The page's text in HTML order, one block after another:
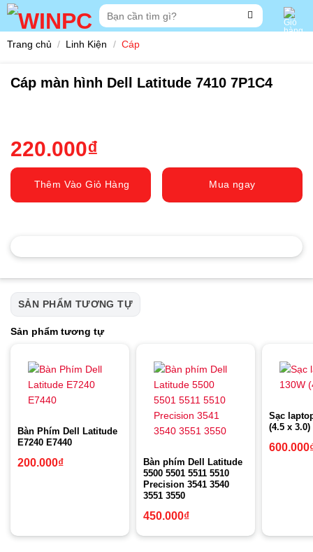
Skip
Tìm
kiếm:
Trang chủ / Linh Kiện / Cáp
Cáp màn hình Dell Latitude 7410 7P1C4
220.000₫
Thêm Vào Giỏ Hàng Mua ngay
SẢN PHẨM TƯƠNG TỰ
Sản phẩm tương tự
Bàn Phím Dell Latitude
E7240 E7440
200.000₫
Bàn phím Dell Latitude
5500 5501 5511 5510
Precision 3541 3540
3551 3550
450.000₫
Sạc
(4.5 x 3.0)
600.000